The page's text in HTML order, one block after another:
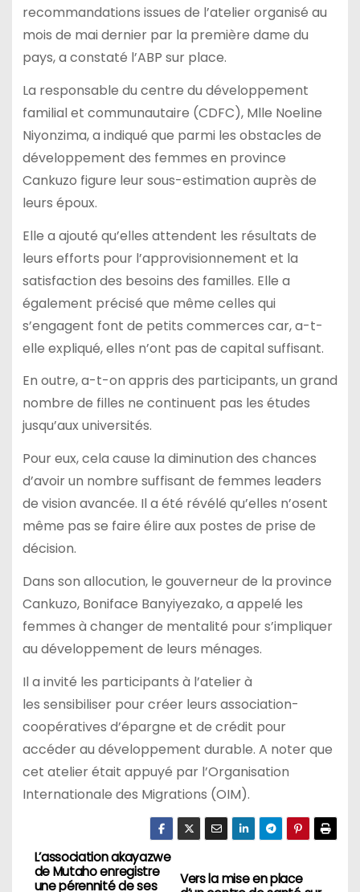
recommandations issues de l’atelier organisé au
mois de mai dernier par la première dame du
pays, a constaté l’ABP sur place.
La responsable du centre du développement
familial et communautaire (CDFC), Mlle Noeline
Niyonzima, a indiqué que parmi les obstacles de
développement des femmes en province
Cankuzo figure leur sous-estimation auprès de
leurs époux.
Elle a ajouté qu’elles attendent les résultats de
leurs efforts pour l’approvisionnement et la
satisfaction des besoins des familles. Elle a
également précisé que même celles qui
s’engagent font de petits commerces car, a-t-
elle expliqué, elles n’ont pas de capital suffisant.
En outre, a-t-on appris des participants, un grand
nombre de filles ne continuent pas les études
jusqu’aux universités.
Pour eux, cela cause la diminution des chances
d’avoir un nombre suffisant de femmes leaders
de vision avancée. Il a été révélé qu’elles n’osent
même pas se faire élire aux postes de prise de
décision.
Dans son allocution, le gouverneur de la province
Cankuzo, Boniface Banyiyezako, a appelé les
femmes à changer de mentalité pour s’impliquer
au développement de leurs ménages.
Il a invité les participants à l’atelier à
les sensibiliser pour créer leurs association-
coopératives d’épargne et de crédit pour
accéder au développement durable. A noter que
cet atelier était appuyé par l’Organisation
Internationale des Migrations (OIM).
Navigation
Vers la mise en place
L’association akayazwe
de Mutaho enregistre
une pérennité de ses